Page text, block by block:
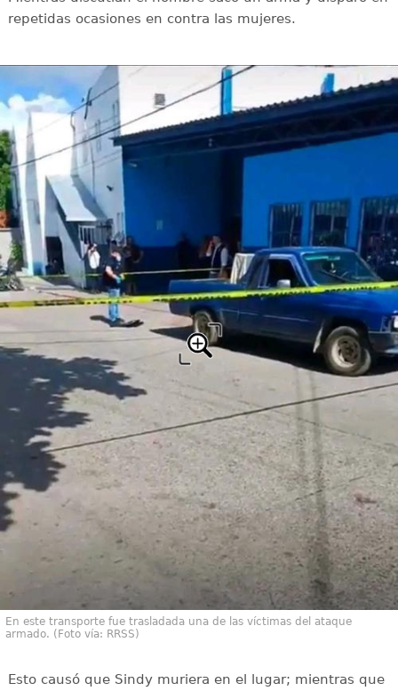
repetidas ocasiones en contra las mujeres.
En este transporte fue trasladada una de las víctimas del ataque
armado. (Foto vía: RRSS)
Esto causó que Sindy muriera en el lugar; mientras que